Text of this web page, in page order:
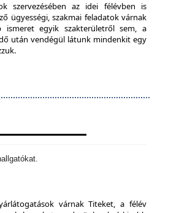
szervezésében az idei félévben is
ügyességi, szakmai feladatok várnak
ismeret egyik szakterületről sem, a
után vendégül látunk mindenkit egy
várnak Titeket, a félév